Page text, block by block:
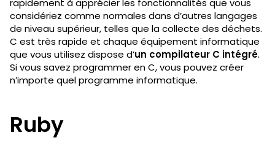
considériez comme normales dans d’autres langages
de niveau supérieur, telles que la collecte des déchets.
C est très rapide et chaque équipement informatique
que vous utilisez dispose d’un compilateur C intégré.
Si vous savez programmer en C, vous pouvez créer
n’importe quel programme informatique.
Ruby